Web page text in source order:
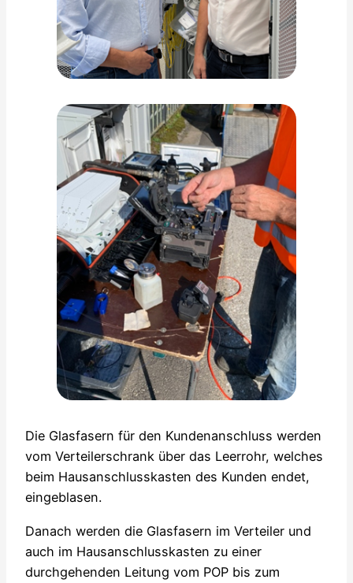
Die Glasfasern für den Kundenanschluss werden
vom Verteilerschrank über das Leerrohr, welches
beim Hausanschlusskasten des Kunden endet,
eingeblasen.
Danach werden die Glasfasern im Verteiler und
auch im Hausanschlusskasten zu einer
durchgehenden Leitung vom POP bis zum